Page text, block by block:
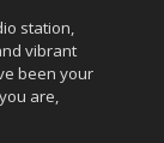
station,
vibrant
been your
are,